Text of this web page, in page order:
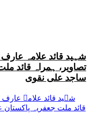
شہید قائد علامہ
تصاویر، ہمراہ قائد
ساجد علی نقوی